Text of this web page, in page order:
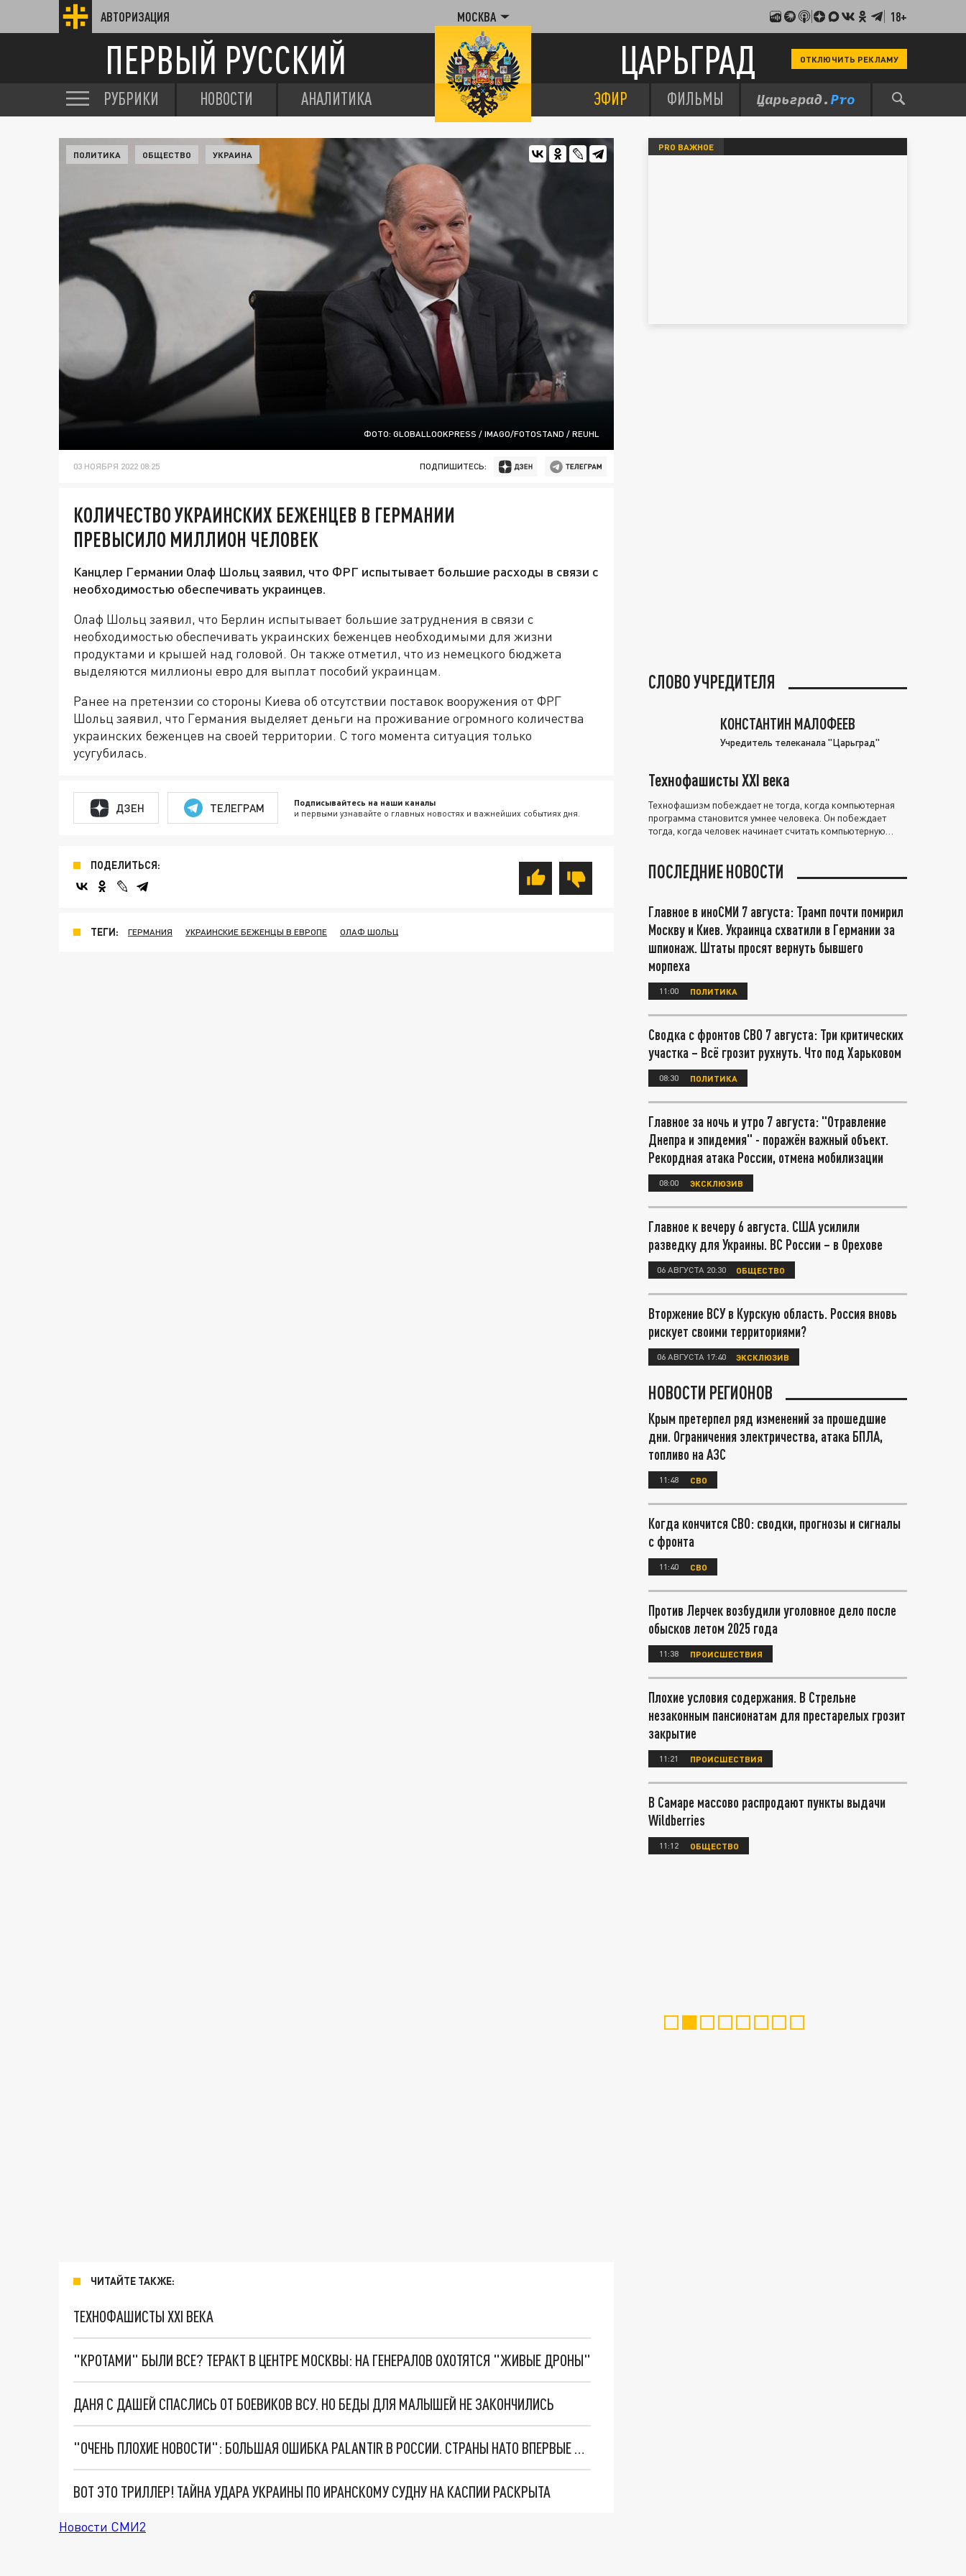
АВТОРИЗАЦИЯ МОСКВА 18+
ПЕРВЫЙ РУССКИЙ ЦАРЬГРАД ОТКЛЮЧИТЬ РЕКЛАМУ
РУБРИКИ НОВОСТИ АНАЛИТИКА ЭФИР ФИЛЬМЫ
ФОТО: GLOBALLOOKPRESS / IMAGO/FOTOSTAND / REUHL
ПОЛИТИКА ОБЩЕСТВО УКРАИНА
03 НОЯБРЯ 2022 08:25 ПОДПИШИТЕСЬ:
КОЛИЧЕСТВО УКРАИНСКИХ БЕЖЕНЦЕВ В ГЕРМАНИИ
ПРЕВЫСИЛО МИЛЛИОН ЧЕЛОВЕК
Канцлер Германии Олаф Шольц заявил, что ФРГ испытывает большие расходы в связи с
необходимостью обеспечивать украинцев.
Олаф Шольц заявил, что Берлин испытывает большие затруднения в связи с
необходимостью обеспечивать украинских беженцев необходимыми для жизни
продуктами и крышей над головой. Он также отметил, что из немецкого бюджета
выделяются миллионы евро для выплат пособий украинцам.
Ранее на претензии со стороны Киева об отсутствии поставок вооружения от ФРГ
Шольц заявил, что Германия выделяет деньги на проживание огромного количества
украинских беженцев на своей территории. С того момента ситуация только
усугубилась.
ДЗЕН ТЕЛЕГРАМ Подписывайтесь на наши каналы
и первыми узнавайте о главных новостях и важнейших событиях дня.
ПОДЕЛИТЬСЯ:
ТЕГИ: ГЕРМАНИЯ УКРАИНСКИЕ БЕЖЕНЦЫ В ЕВРОПЕ ОЛАФ ШОЛЬЦ
ЧИТАЙТЕ ТАКЖЕ:
ТЕХНОФАШИСТЫ XXI ВЕКА
"КРОТАМИ" БЫЛИ ВСЕ? ТЕРАКТ В ЦЕНТРЕ МОСКВЫ: НА ГЕНЕРАЛОВ ОХОТЯТСЯ "ЖИВЫЕ ДРОНЫ"
ДАНЯ С ДАШЕЙ СПАСЛИСЬ ОТ БОЕВИКОВ ВСУ. НО БЕДЫ ДЛЯ МАЛЫШЕЙ НЕ ЗАКОНЧИЛИСЬ
"ОЧЕНЬ ПЛОХИЕ НОВОСТИ": БОЛЬШАЯ ОШИБКА PALANTIR В РОССИИ. СТРАНЫ НАТО ВПЕРВЫЕ ЗА СВО ОСТАНОВИЛИ ПОСТАВКИ ОРУЖИЯ. ВСУ ТЕРЯЮТ ПРИГРАНИЧЬЕ?
ВОТ ЭТО ТРИЛЛЕР! ТАЙНА УДАРА УКРАИНЫ ПО ИРАНСКОМУ СУДНУ НА КАСПИИ РАСКРЫТА
Новости СМИ2
PRO ВАЖНОЕ
СЛОВО УЧРЕДИТЕЛЯ
КОНСТАНТИН МАЛОФЕЕВ
Учредитель телеканала "Царьград"
Технофашисты XXI века
Технофашизм побеждает не тогда, когда компьютерная
программа становится умнее человека. Он побеждает
тогда, когда человек начинает считать компьютерную
ПОСЛЕДНИЕ НОВОСТИ
Главное в иноСМИ 7 августа: Трамп почти помирил
Москву и Киев. Украинца схватили в Германии за
шпионаж. Штаты просят вернуть бывшего
морпеха
11:00 ПОЛИТИКА
Сводка с фронтов СВО 7 августа: Три критических
участка – Всё грозит рухнуть. Что под Харьковом
08:30 ПОЛИТИКА
Главное за ночь и утро 7 августа: "Отравление
Днепра и эпидемия" - поражён важный объект.
Рекордная атака России, отмена мобилизации
08:00 ЭКСКЛЮЗИВ
Главное к вечеру 6 августа. США усилили
разведку для Украины. ВС России – в Орехове
06 АВГУСТА 20:30 ОБЩЕСТВО
Вторжение ВСУ в Курскую область. Россия вновь
рискует своими территориями?
06 АВГУСТА 17:40 ЭКСКЛЮЗИВ
НОВОСТИ РЕГИОНОВ
Крым претерпел ряд изменений за прошедшие
дни. Ограничения электричества, атака БПЛА,
топливо на АЗС
11:48 СВО
Когда кончится СВО: сводки, прогнозы и сигналы
с фронта
11:40 СВО
Против Лерчек возбудили уголовное дело после
обысков летом 2025 года
11:38 ПРОИСШЕСТВИЯ
Плохие условия содержания. В Стрельне
незаконным пансионатам для престарелых грозит
закрытие
11:21 ПРОИСШЕСТВИЯ
В Самаре массово распродают пункты выдачи
Wildberries
11:12 ОБЩЕСТВО